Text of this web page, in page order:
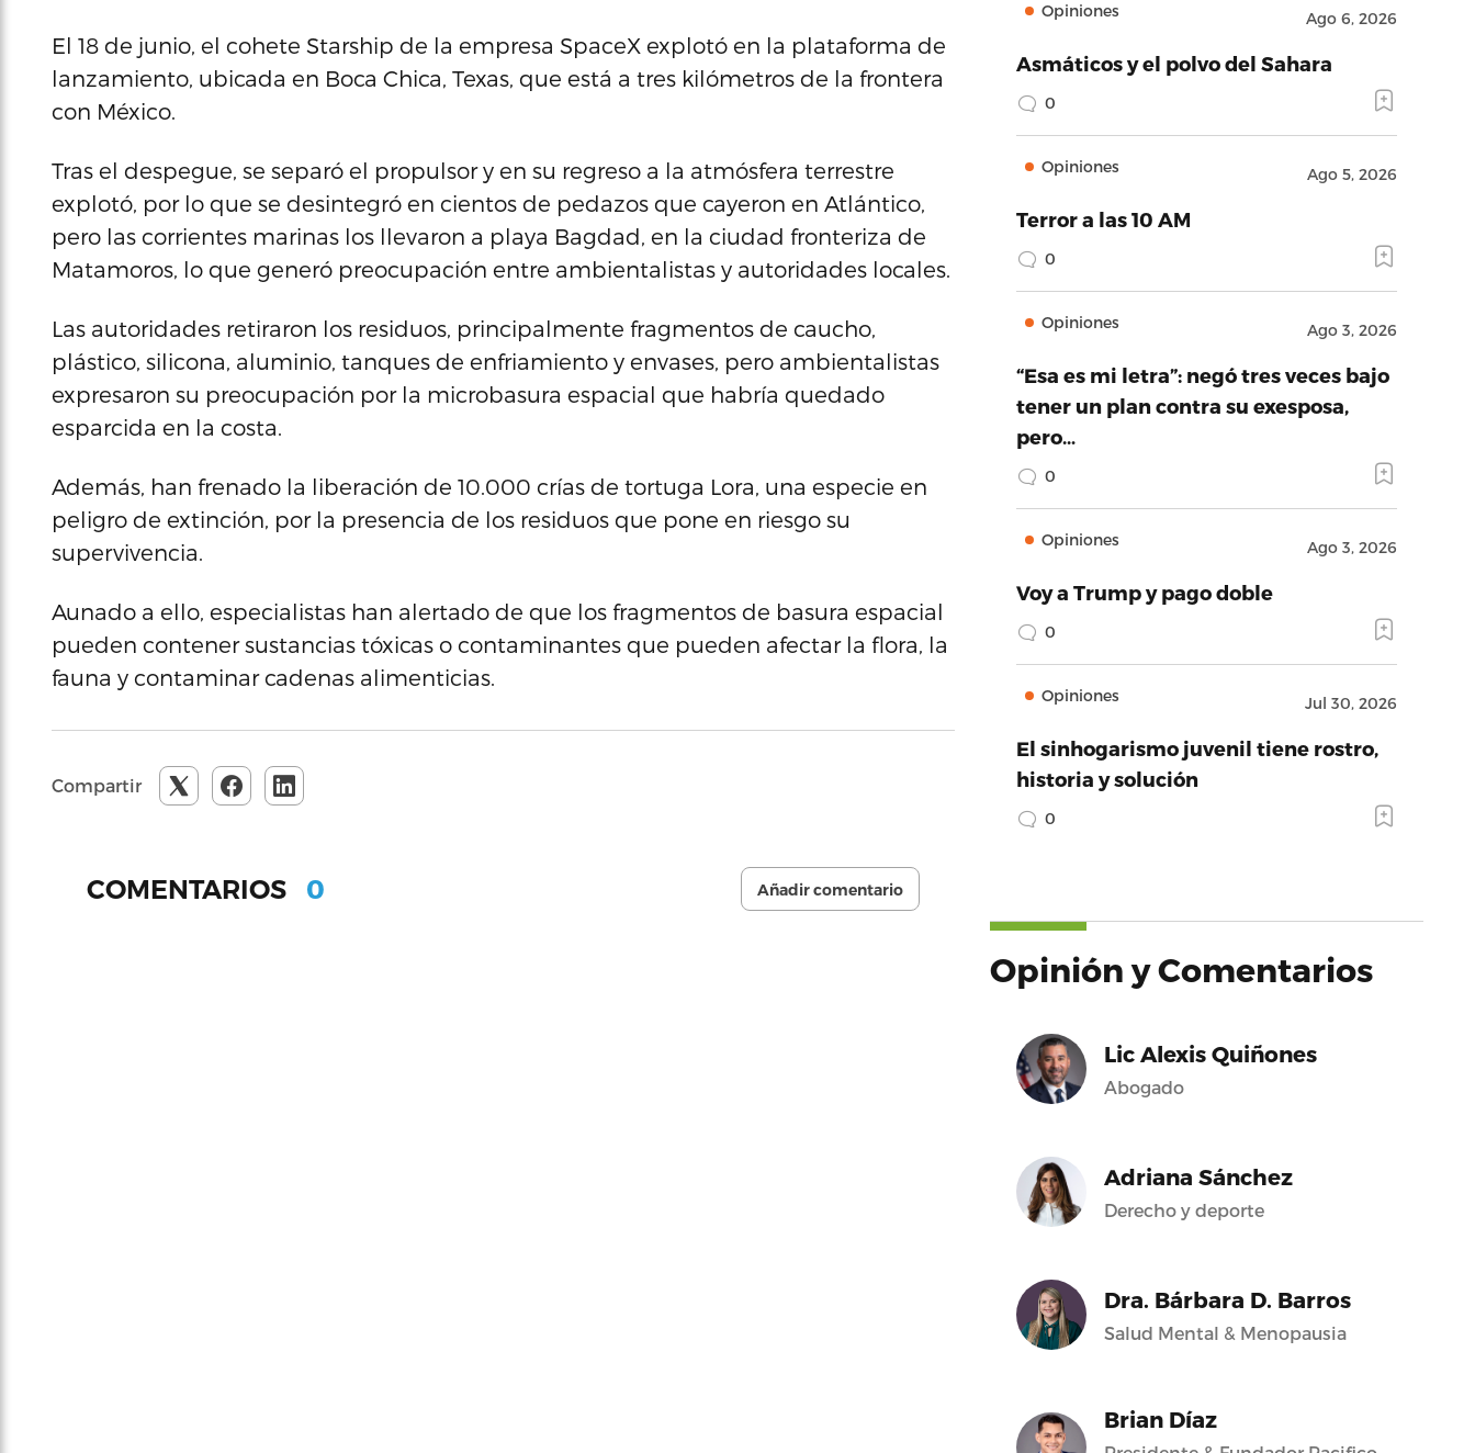
El 18 de junio, el cohete Starship de la empresa SpaceX explotó en la plataforma de
lanzamiento, ubicada en Boca Chica, Texas, que está a tres kilómetros de la frontera
con México.
Tras el despegue, se separó el propulsor y en su regreso a la atmósfera terrestre
explotó, por lo que se desintegró en cientos de pedazos que cayeron en Atlántico,
pero las corrientes marinas los llevaron a playa Bagdad, en la ciudad fronteriza de
Matamoros, lo que generó preocupación entre ambientalistas y autoridades locales.
Las autoridades retiraron los residuos, principalmente fragmentos de caucho,
plástico, silicona, aluminio, tanques de enfriamiento y envases, pero ambientalistas
expresaron su preocupación por la microbasura espacial que habría quedado
esparcida en la costa.
Además, han frenado la liberación de 10.000 crías de tortuga Lora, una especie en
peligro de extinción, por la presencia de los residuos que pone en riesgo su
supervivencia.
Aunado a ello, especialistas han alertado de que los fragmentos de basura espacial
pueden contener sustancias tóxicas o contaminantes que pueden afectar la flora, la
fauna y contaminar cadenas alimenticias.
Compartir
COMENTARIOS 0 Añadir comentario
Opiniones Ago 6, 2026
Asmáticos y el polvo del Sahara
0
Opiniones Ago 5, 2026
Terror a las 10 AM
0
Opiniones Ago 3, 2026
“Esa es mi letra”: negó tres veces bajo
tener un plan contra su exesposa,
pero…
0
Opiniones Ago 3, 2026
Voy a Trump y pago doble
0
Opiniones Jul 30, 2026
El sinhogarismo juvenil tiene rostro,
historia y solución
0
Opinión y Comentarios
Lic Alexis Quiñones
Abogado
Adriana Sánchez
Derecho y deporte
Dra. Bárbara D. Barros
Salud Mental & Menopausia
Brian Díaz